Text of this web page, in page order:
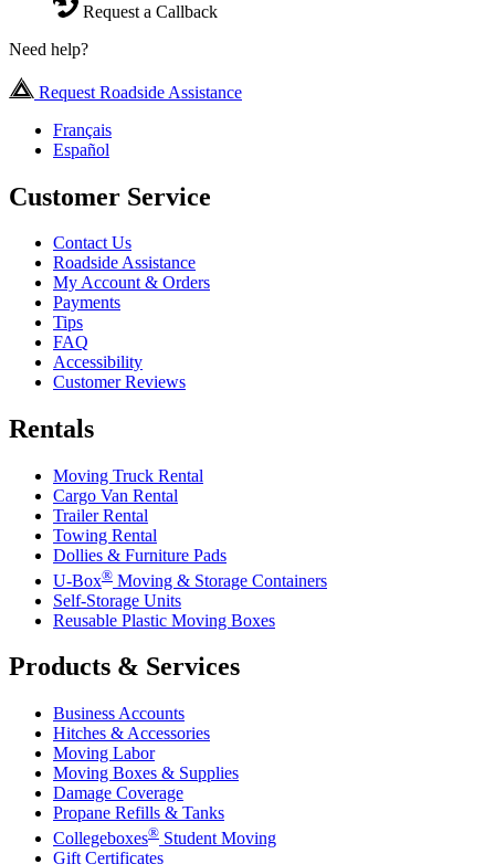
Request a Callback
Need help?
Request Roadside Assistance
Français
Español
Customer Service
Contact Us
Roadside Assistance
My Account & Orders
Payments
Tips
FAQ
Accessibility
Customer Reviews
Rentals
Moving Truck Rental
Cargo Van Rental
Trailer Rental
Towing Rental
Dollies & Furniture Pads
U-Box® Moving & Storage Containers
Self-Storage Units
Reusable Plastic Moving Boxes
Products & Services
Business Accounts
Hitches & Accessories
Moving Labor
Moving Boxes & Supplies
Damage Coverage
Propane Refills & Tanks
Collegeboxes® Student Moving
Gift Certificates